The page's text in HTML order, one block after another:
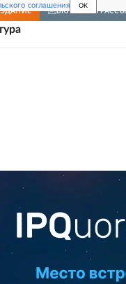
соглашения OK
ВКЛЮЧИТЬ